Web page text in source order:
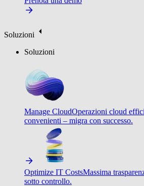
Soluzioni
Soluzioni
Manage CloudOperazioni cloud
convenienti – migra con successo.
Optimize IT CostsMassima
sotto controllo.